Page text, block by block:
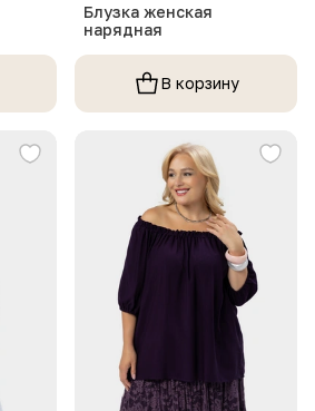
Блузка женская
нарядная
В корзину